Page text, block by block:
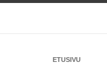
ETUSIVU